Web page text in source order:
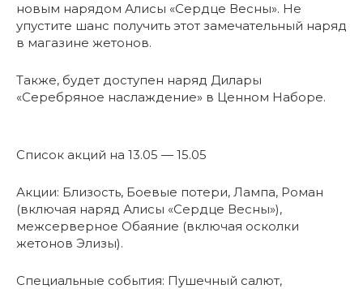
новым нарядом Алисы «Сердце Весны». Не
упустите шанс получить этот замечательный наряд
в магазине жетонов.
Также, будет доступен наряд Дилары
«Серебряное наслаждение» в Ценном Наборе.
Список акций на 13.05 — 15.05
Акции: Близость, Боевые потери, Лампа, Роман
(включая наряд Алисы «Сердце Весны»),
межсерверное Обаяние (включая осколки
жетонов Элизы).
Специальные события: Пушечный салют,